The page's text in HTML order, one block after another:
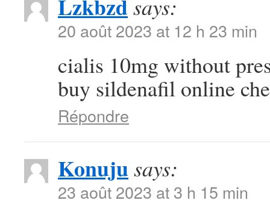
Lzkbzdsays:
20 août 2023 at 12 h 23 min
cialis 10mg without
buy sildenafil online
Répondre
Konujusays:
23 août 2023 at 3 h 15 min